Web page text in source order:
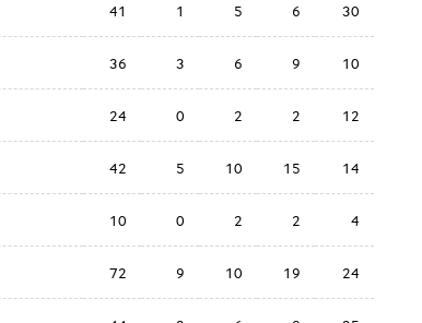
41 1 5 6 30
36 3 6 9 10
24 0 2 2 12
42 5 10 15 14
10 0 2 2 4
72 9 10 19 24